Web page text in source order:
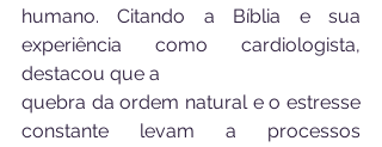
humano. Citando a Bíblia e sua
experiência como cardiologista,
destacou que a
quebra da ordem natural e o estresse
constante levam a processos